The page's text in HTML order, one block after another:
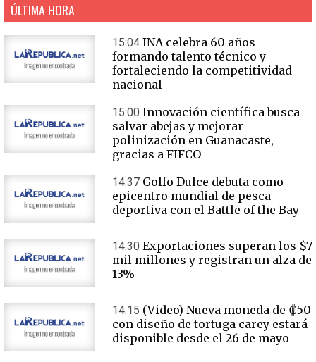
ÚLTIMA HORA
15:04 INA celebra 60 años
formando talento técnico y
fortaleciendo la competitividad
nacional
15:00 Innovación científica busca
salvar abejas y mejorar
polinización en Guanacaste,
gracias a FIFCO
14:37 Golfo Dulce debuta como
epicentro mundial de pesca
deportiva con el Battle of the Bay
14:30 Exportaciones superan los $7
mil millones y registran un alza de
13%
14:15 (Video) Nueva moneda de ₡50
con diseño de tortuga carey estará
disponible desde el 26 de mayo